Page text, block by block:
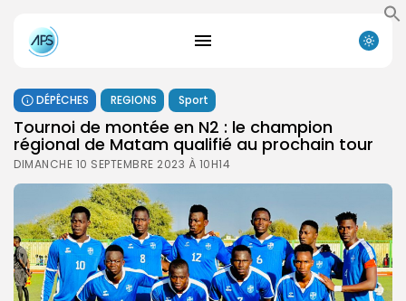
DÉPÊCHES REGIONS Sport
Tournoi de montée en N2 : le champion
régional de Matam qualifié au prochain tour
DIMANCHE 10 SEPTEMBRE 2023 À 10H14